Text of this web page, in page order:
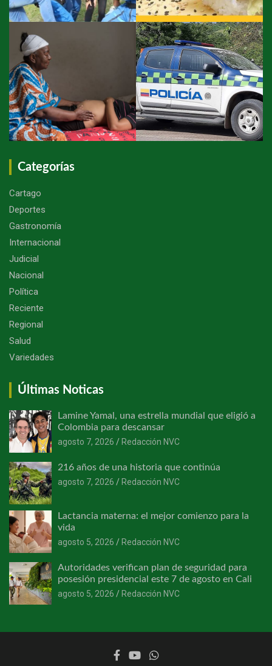
Categorías
Cartago
Deportes
Gastronomía
Internacional
Judicial
Nacional
Política
Reciente
Regional
Salud
Variedades
Últimas Noticas
Lamine Yamal, una estrella mundial que eligió a
Colombia para descansar
agosto 7, 2026
Redacción NVC
216 años de una historia que continúa
agosto 7, 2026
Redacción NVC
Lactancia materna: el mejor comienzo para la
vida
agosto 5, 2026
Redacción NVC
Autoridades verifican plan de seguridad para
posesión presidencial este 7 de agosto en Cali
agosto 5, 2026
Redacción NVC